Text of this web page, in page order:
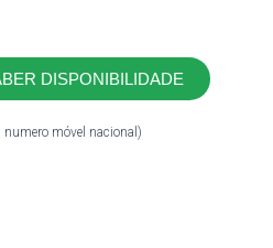
DISPONIBILIDADE
numero móvel nacional)